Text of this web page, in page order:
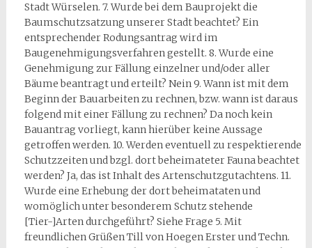
Stadt Würselen. 7. Wurde bei dem Bauprojekt die
Baumschutzsatzung unserer Stadt beachtet? Ein
entsprechender Rodungsantrag wird im
Baugenehmigungsverfahren gestellt. 8. Wurde eine
Genehmigung zur Fällung einzelner und/oder aller
Bäume beantragt und erteilt? Nein 9. Wann ist mit dem
Beginn der Bauarbeiten zu rechnen, bzw. wann ist daraus
folgend mit einer Fällung zu rechnen? Da noch kein
Bauantrag vorliegt, kann hierüber keine Aussage
getroffen werden. 10. Werden eventuell zu respektierende
Schutzzeiten und bzgl. dort beheimateter Fauna beachtet
werden? Ja, das ist Inhalt des Artenschutzgutachtens. 11.
Wurde eine Erhebung der dort beheimataten und
womöglich unter besonderem Schutz stehende
[Tier-]Arten durchgeführt? Siehe Frage 5. Mit
freundlichen Grüßen Till von Hoegen Erster und Techn.